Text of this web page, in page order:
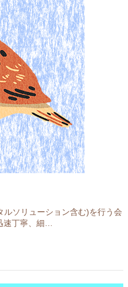
ソリューション含む)を行う会
速丁寧、細…